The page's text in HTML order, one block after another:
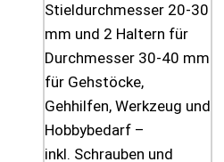
Stieldurchmesser 20-30
mm und 2 Haltern für
Durchmesser 30-40 mm
für Gehstöcke,
Gehhilfen, Werkzeug und
Hobbybedarf –
inkl. Schrauben und